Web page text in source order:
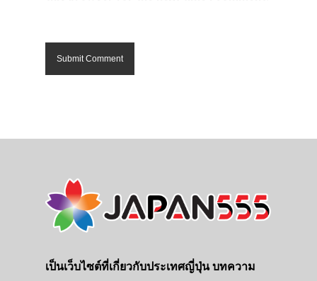
เป็นเว็บไซต์ที่เกี่ยวกับประเทศญี่ปุ่น บทความ